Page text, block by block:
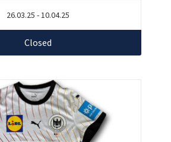
26.03.25 - 10.04.25
Closed